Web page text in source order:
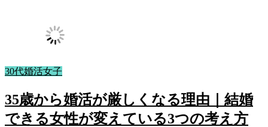
30代婚活女子
35歳から婚活が厳しくなる理由｜結婚
できる女性が変えている3つの考え方